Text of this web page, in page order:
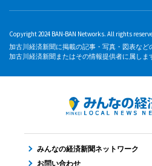
Copyright 2024 BAN-BAN Networks. All rights
加古川経済新聞に掲載の記事・写真・図表な
加古川経済新聞またはその情報提供者に属しま
みんなの経済新聞ネットワーク
お問い合わせ